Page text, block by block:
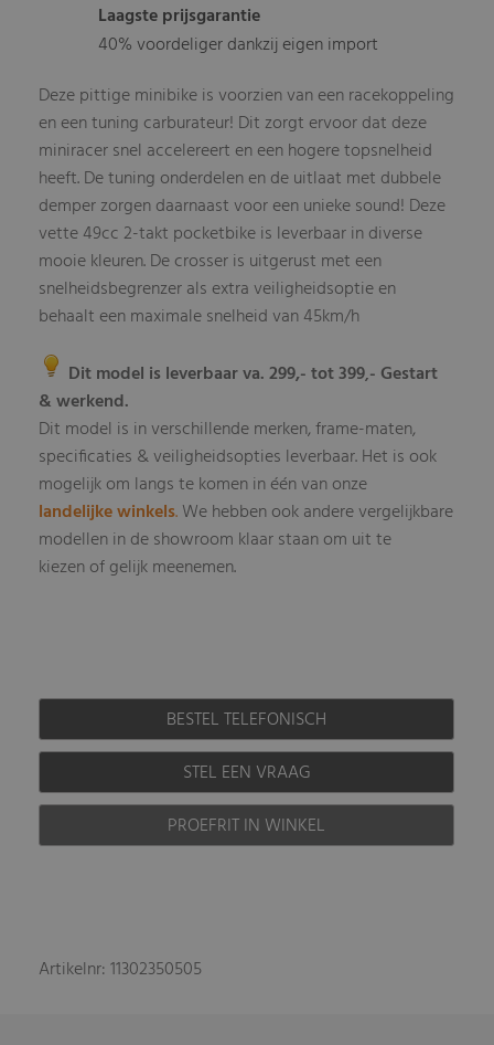
Laagste prijsgarantie
40% voordeliger dankzij eigen import
Deze pittige minibike is voorzien van een racekoppeling
en een tuning carburateur! Dit zorgt ervoor dat deze
miniracer snel accelereert en een hogere topsnelheid
heeft. De tuning onderdelen en de uitlaat met dubbele
demper zorgen daarnaast voor een unieke sound! Deze
vette 49cc 2-takt pocketbike is leverbaar in diverse
mooie kleuren. De crosser is uitgerust met een
snelheidsbegrenzer als extra veiligheidsoptie en
behaalt een maximale snelheid van 45km/h
Dit model is leverbaar va. 299,- tot 399,- Gestart
& werkend.
Dit model is in verschillende merken, frame-maten,
specificaties & veiligheidsopties leverbaar. Het is ook
mogelijk om langs te komen in één van onze
landelijke winkels.We hebben ook andere vergelijkbare
modellen in de showroom klaar staan om uit te
kiezen of gelijk meenemen.
BESTEL TELEFONISCH
STEL EEN VRAAG
PROEFRIT IN WINKEL
Artikelnr: 11302350505